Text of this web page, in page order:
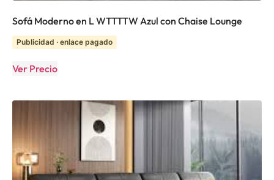
Sofá Moderno en L WTTTTW Azul con Chaise Lounge
Publicidad · enlace pagado
Ver Precio